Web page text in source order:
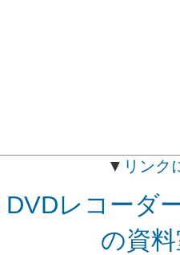
▼ リンク
DVDレコーダ
の資